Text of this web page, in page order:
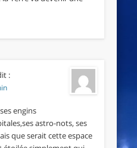
:
engins
astro-nots, ses
que serait cette espace